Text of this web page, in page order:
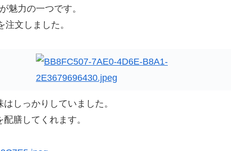
魅力の一つです。
文しました。
しっかりしていました。
膳してくれます。